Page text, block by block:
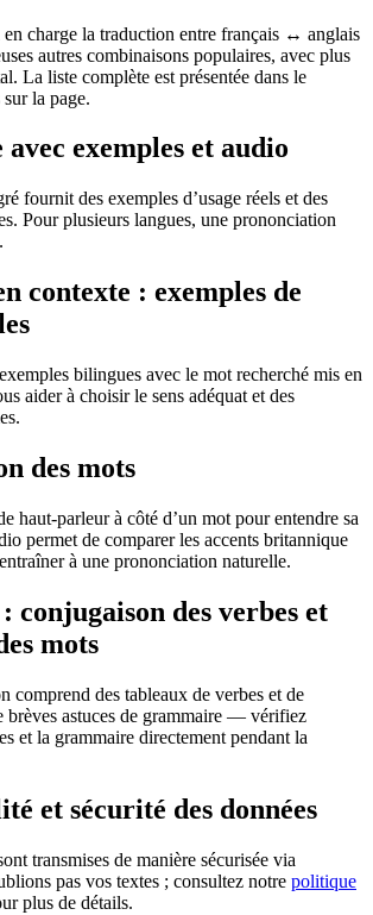
charge la traduction entre français ↔ anglais
autres combinaisons populaires, avec plus
La liste complète est présentée dans le
la page.
exemples et audio
fournit des exemples d’usage réels et des
Pour plusieurs langues, une prononciation
contexte : exemples de
bilingues avec le mot recherché mis en
aider à choisir le sens adéquat et des
des mots
haut-parleur à côté d’un mot pour entendre sa
permet de comparer les accents britannique
à une prononciation naturelle.
conjugaison des verbes et
mots
comprend des tableaux de verbes et de
brèves astuces de grammaire — vérifiez
et la grammaire directement pendant la
et sécurité des données
transmises de manière sécurisée via
pas vos textes ; consultez notre politique
plus de détails.